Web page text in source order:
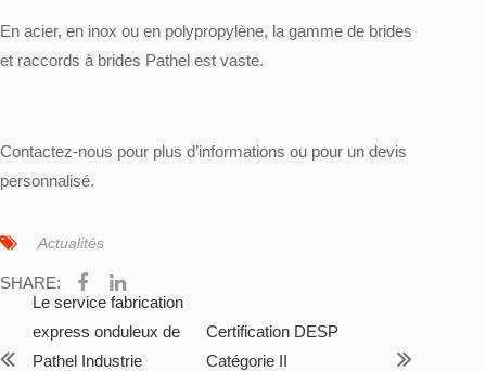
En acier, en inox ou en polypropylène, la gamme de brides
et raccords à brides Pathel est vaste.
Contactez-nous pour plus d’informations ou pour un devis
personnalisé.
Actualités
SHARE:
Le service fabrication
express onduleux de
Pathel Industrie
Certification DESP
Catégorie II